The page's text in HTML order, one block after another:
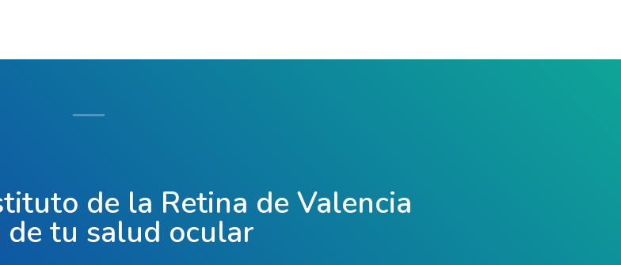
de la Retina de Valencia
de tu salud ocular